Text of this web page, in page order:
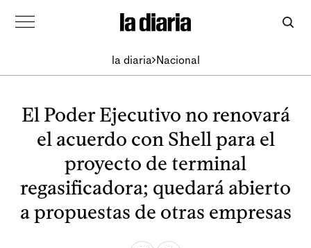
la diaria Nacional
El Poder Ejecutivo no renovará
el acuerdo con Shell para el
proyecto de terminal
regasificadora; quedará abierto
a propuestas de otras empresas